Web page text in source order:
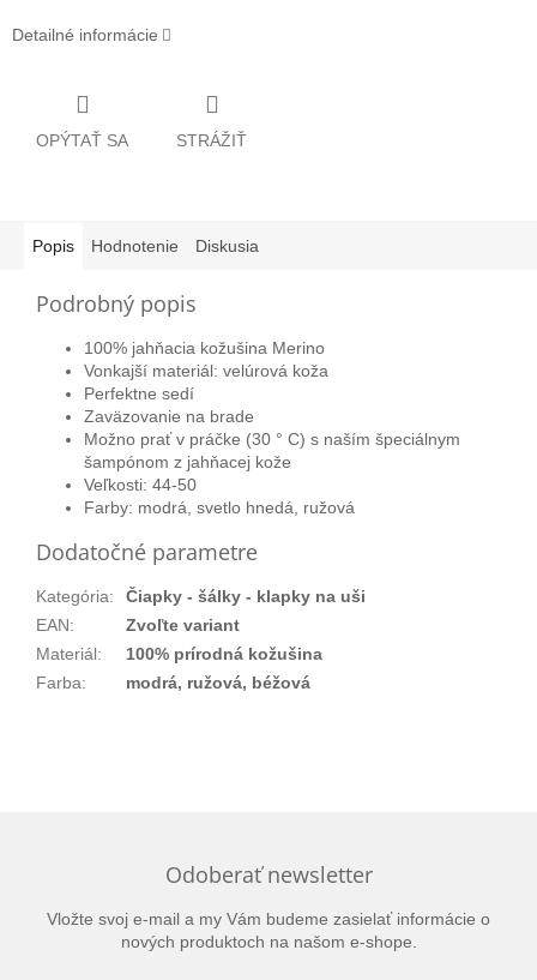
Detailné informácie
OPÝTAŤ SA STRÁŽIŤ
Popis Hodnotenie Diskusia
Podrobný popis
100% jahňacia kožušina Merino
Vonkajší materiál: velúrová koža
Perfektne sedí
Zaväzovanie na brade
Možno prať v práčke (30 ° C) s naším špeciálnym
šampónom z jahňacej kože
Veľkosti: 44-50
Farby: modrá, svetlo hnedá, ružová
Dodatočné parametre
Kategória:
Čiapky - šálky - klapky na uši
EAN:
Zvoľte variant
Materiál:
100% prírodná kožušina
Farba: modrá, ružová, béžová
Odoberať newsletter
Vložte svoj e-mail a my Vám budeme zasielať informácie o
nových produktoch na našom e-shope.